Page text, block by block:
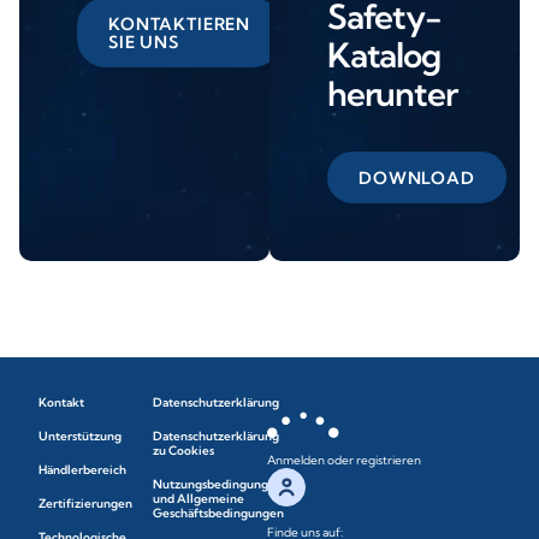
KONTAKTIEREN
SIE UNS
Safety-
Katalog
herunter
DOWNLOAD
Kontakt
Unterstützung
Händlerbereich
Zertifizierungen
Datenschutzerklärung
Datenschutzerklärung
zu Cookies
Nutzungsbedingungen
und Allgemeine
Geschäftsbedingungen
Anmelden oder registrieren
Finde uns auf: